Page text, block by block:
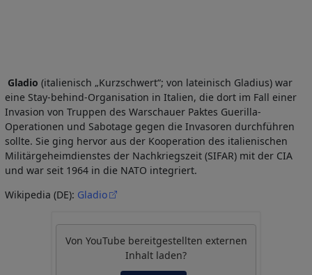
Gladio (italienisch „Kurzschwert“; von lateinisch Gladius) war
eine Stay-behind-Organisation in Italien, die dort im Fall einer
Invasion von Truppen des Warschauer Paktes Guerilla-
Operationen und Sabotage gegen die Invasoren durchführen
sollte. Sie ging hervor aus der Kooperation des italienischen
Militärgeheimdienstes der Nachkriegszeit (SIFAR) mit der CIA
und war seit 1964 in die NATO integriert.
Wikipedia (DE): Gladio
Von YouTube bereitgestellten externen
Inhalt laden?